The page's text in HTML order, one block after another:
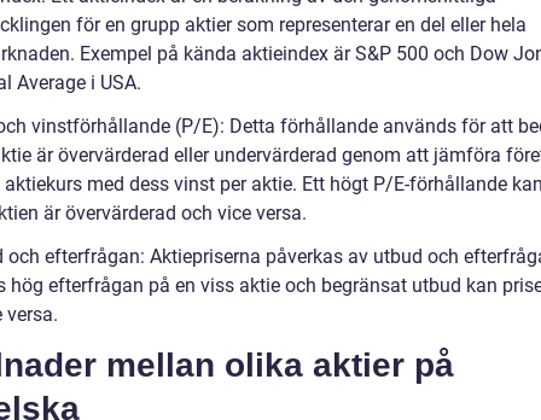
för en grupp aktier som representerar en del eller hela
Exempel på kända aktieindex är S&P 500 och Dow
Average i USA.
vinstförhållande (P/E): Detta förhållande används för att
är övervärderad eller undervärderad genom att jämföra
med dess vinst per aktie. Ett högt P/E-förhållande
är övervärderad och vice versa.
och efterfrågan: Aktiepriserna påverkas av utbud och
hög efterfrågan på en viss aktie och begränsat utbud kan
versa.
mellan olika aktier på